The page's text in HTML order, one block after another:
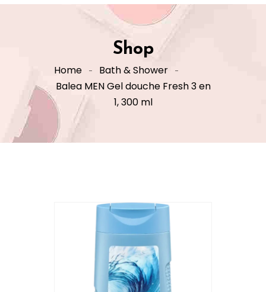
Shop
Home
Bath & Shower
Balea MEN Gel douche Fresh 3 en
1, 300 ml